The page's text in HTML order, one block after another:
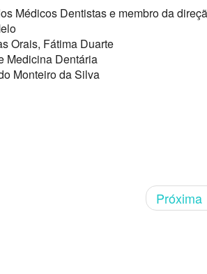
Médicos Dentistas e membro da
Orais, Fátima Duarte
Medicina Dentária
Monteiro da Silva
Próxima